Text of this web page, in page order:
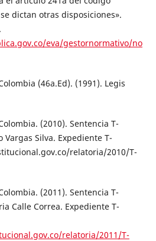
dictan otras disposiciones».
eva/gestornormativo/no
(46a.Ed). (1991). Legis
(2010). Sentencia T-
Vargas Silva. Expediente T-
relatoria/2010/T-
(2011). Sentencia T-
Calle Correa. Expediente T-
relatoria/2011/T-